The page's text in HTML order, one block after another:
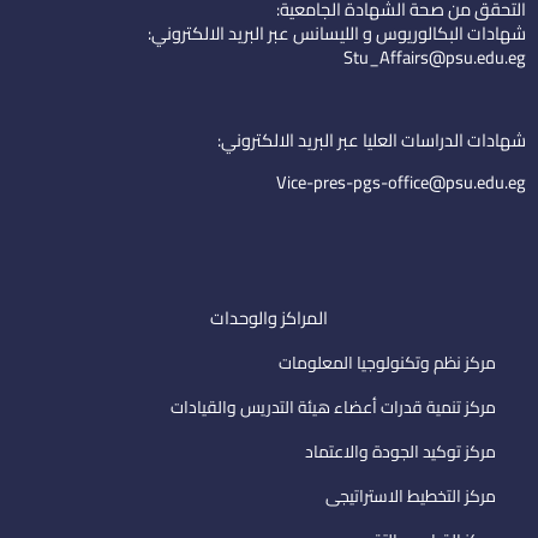
-
e
i
l
u
b
e
d
التحقق من صحة الشهادة الجامعية:
شهادات البكالوريوس و الليسانس عبر البريد الالكتروني:
Stu_Affairs@psu.edu.eg
شهادات الدراسات العليا عبر البريد الالكتروني:
Vice-pres-pgs-office@psu.edu.eg
المراكز والوحدات
مركز نظم وتكنولوجيا المعلومات
مركز تنمية قدرات أعضاء هيئة التدريس والقيادات
مركز توكيد الجودة والاعتماد
مركز التخطيط الاستراتيجى